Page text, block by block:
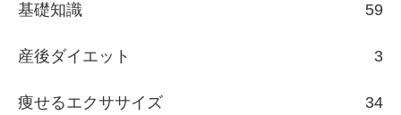
基礎知識 59
産後ダイエット 3
痩せるエクササイズ 34